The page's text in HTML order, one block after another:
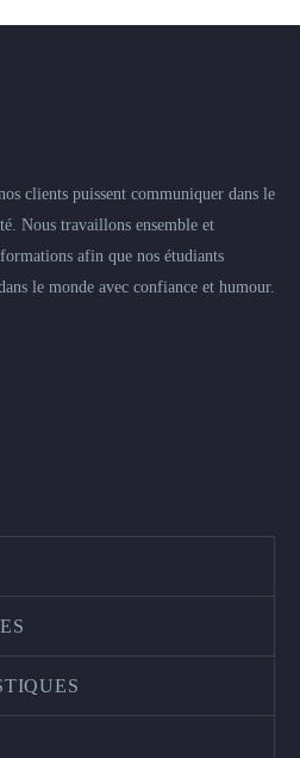
clients puissent communiquer dans le
Nous travaillons ensemble et
afin que nos étudiants
le monde avec confiance et humour.